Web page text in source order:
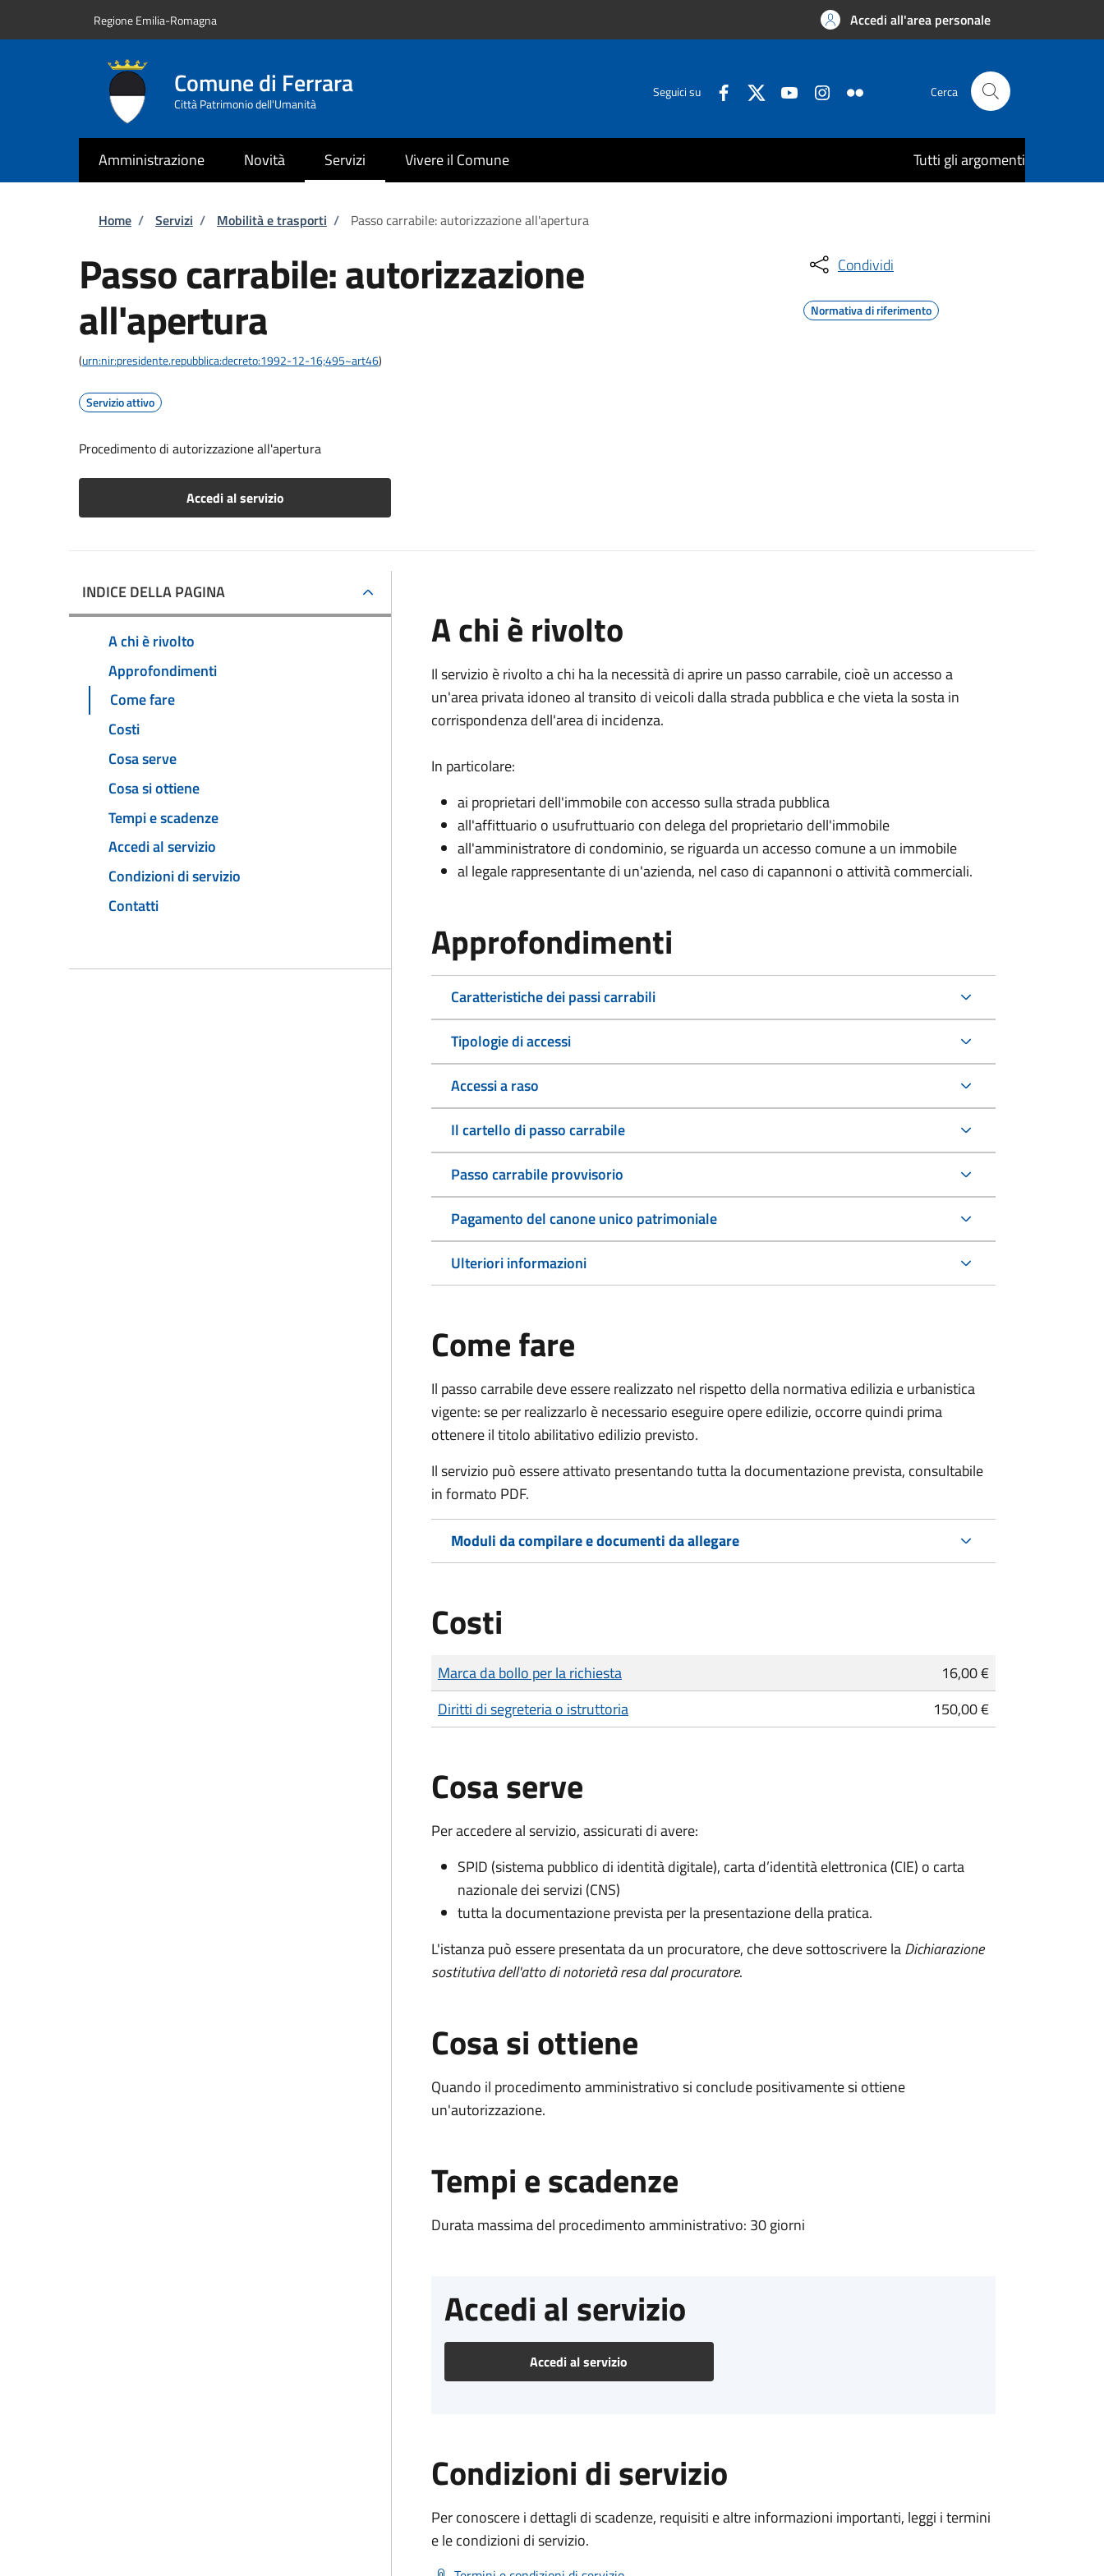
Regione Emilia-Romagna Accedi all'area personale
Comune di Ferrara
Città Patrimonio dell'Umanità
Seguici su Cerca
Amministrazione Novità Servizi Vivere il Comune Tutti gli argomenti
Briciole di pane
Home / Servizi / Mobilità e trasporti / Passo carrabile: autorizzazione all'apertura
Passo carrabile: autorizzazione
all'apertura
(urn:nir:presidente.repubblica:decreto:1992-12-16;495~art46)
Servizio attivo
Procedimento di autorizzazione all'apertura
Accedi al servizio
Condividi
Normativa di riferimento
INDICE DELLA PAGINA
A chi è rivolto
Approfondimenti
Come fare
Costi
Cosa serve
Cosa si ottiene
Tempi e scadenze
Accedi al servizio
Condizioni di servizio
Contatti
A chi è rivolto
Il servizio è rivolto a chi ha la necessità di aprire un passo carrabile, cioè un accesso a
un'area privata idoneo al transito di veicoli dalla strada pubblica e che vieta la sosta in
corrispondenza dell'area di incidenza.
In particolare:
ai proprietari dell'immobile con accesso sulla strada pubblica
all'affittuario o usufruttuario con delega del proprietario dell'immobile
all'amministratore di condominio, se riguarda un accesso comune a un immobile
al legale rappresentante di un'azienda, nel caso di capannoni o attività commerciali.
Approfondimenti
Caratteristiche dei passi carrabili
Tipologie di accessi
Accessi a raso
Il cartello di passo carrabile
Passo carrabile provvisorio
Pagamento del canone unico patrimoniale
Ulteriori informazioni
Come fare
Il passo carrabile deve essere realizzato nel rispetto della normativa edilizia e urbanistica
vigente: se per realizzarlo è necessario eseguire opere edilizie, occorre quindi prima
ottenere il titolo abilitativo edilizio previsto.
Il servizio può essere attivato presentando tutta la documentazione prevista, consultabile
in formato PDF.
Moduli da compilare e documenti da allegare
Costi
Tipo di pagamento
Importo
Marca da bollo per la richiesta
16,00 €
Diritti di segreteria o istruttoria
150,00 €
Cosa serve
Per accedere al servizio, assicurati di avere:
SPID (sistema pubblico di identità digitale), carta d’identità elettronica (CIE) o carta
nazionale dei servizi (CNS)
tutta la documentazione prevista per la presentazione della pratica.
L'istanza può essere presentata da un procuratore, che deve sottoscrivere laDichiarazione
sostitutiva dell'atto di notorietà resa dal procuratore.
Cosa si ottiene
Quando il procedimento amministrativo si conclude positivamente si ottiene
un'autorizzazione.
Tempi e scadenze
Durata massima del procedimento amministrativo: 30 giorni
Accedi al servizio
Accedi al servizio
Condizioni di servizio
Per conoscere i dettagli di scadenze, requisiti e altre informazioni importanti, leggi i termini
e le condizioni di servizio.